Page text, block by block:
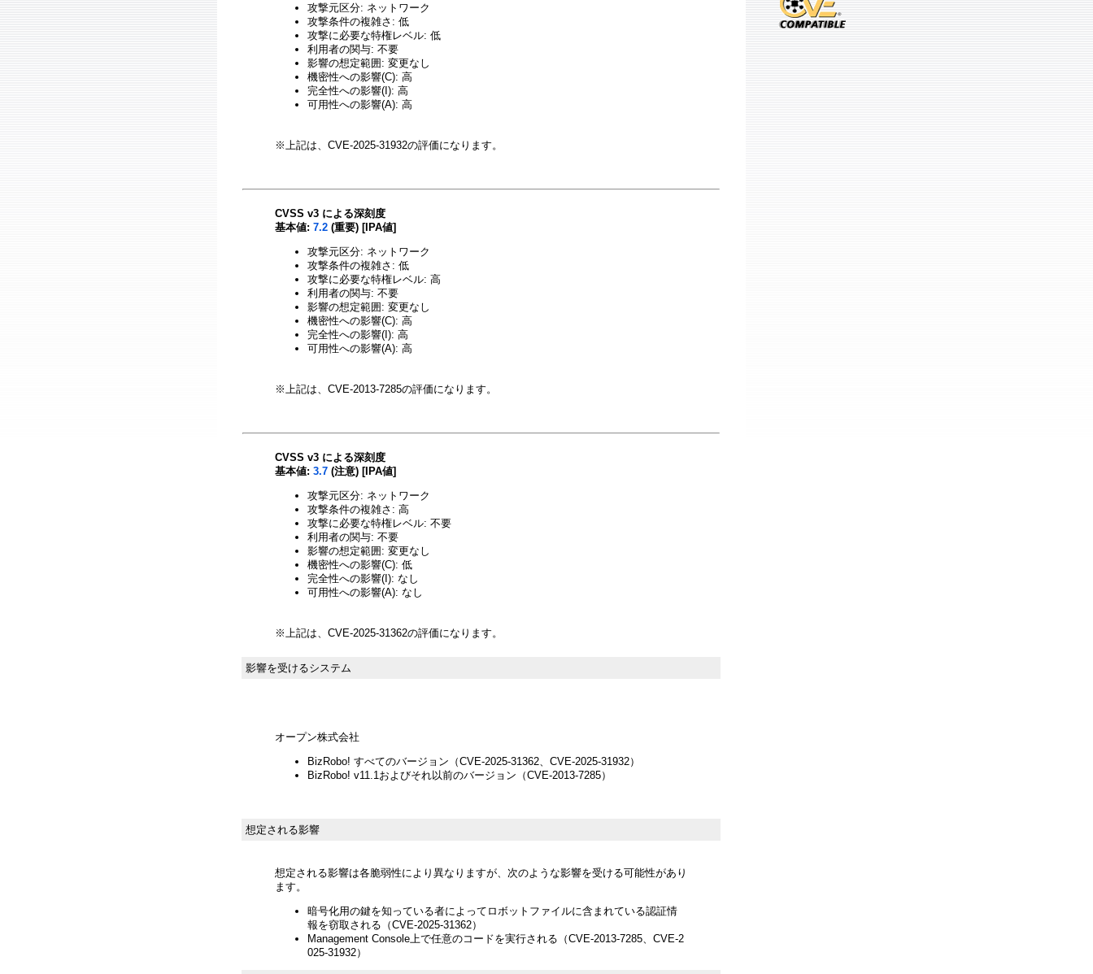
攻撃元区分: ネットワーク
攻撃条件の複雑さ: 低
攻撃に必要な特権レベル: 低
利用者の関与: 不要
影響の想定範囲: 変更なし
機密性への影響(C): 高
完全性への影響(I): 高
可用性への影響(A): 高
※上記は、CVE-2025-31932の評価になります。
CVSS v3 による深刻度
基本値: 7.2 (重要) [IPA値]
攻撃元区分: ネットワーク
攻撃条件の複雑さ: 低
攻撃に必要な特権レベル: 高
利用者の関与: 不要
影響の想定範囲: 変更なし
機密性への影響(C): 高
完全性への影響(I): 高
可用性への影響(A): 高
※上記は、CVE-2013-7285の評価になります。
CVSS v3 による深刻度
基本値: 3.7 (注意) [IPA値]
攻撃元区分: ネットワーク
攻撃条件の複雑さ: 高
攻撃に必要な特権レベル: 不要
利用者の関与: 不要
影響の想定範囲: 変更なし
機密性への影響(C): 低
完全性への影響(I): なし
可用性への影響(A): なし
※上記は、CVE-2025-31362の評価になります。
影響を受けるシステム
オープン株式会社
BizRobo! すべてのバージョン（CVE-2025-31362、CVE-2025-31932）
BizRobo! v11.1およびそれ以前のバージョン（CVE-2013-7285）
想定される影響
想定される影響は各脆弱性により異なりますが、次のような影響を受ける可能性があり
ます。
暗号化用の鍵を知っている者によってロボットファイルに含まれている認証情
報を窃取される（CVE-2025-31362）
Management Console上で任意のコードを実行される（CVE-2013-7285、CVE-2
025-31932）